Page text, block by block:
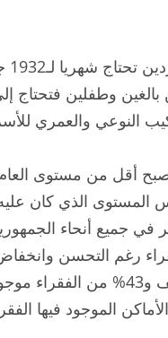
النوعي والعمري
الفقر انخفض لـ29.7% وأصبح أقل من
رغم التحسن
إلى أن ثلثي الفقراء موجودون في
الموجود فيها